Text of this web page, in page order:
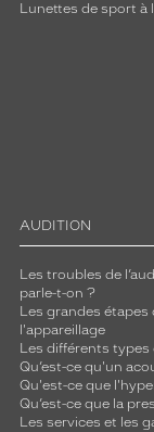
Lunettes de sport à
AUDITION
Les troubles de
parle-t-on ?
Les grandes étapes
l'appareillage
Les différents types
Qu’est-ce qu'un
Qu'est-ce que
Qu’est-ce que la
Les services et les